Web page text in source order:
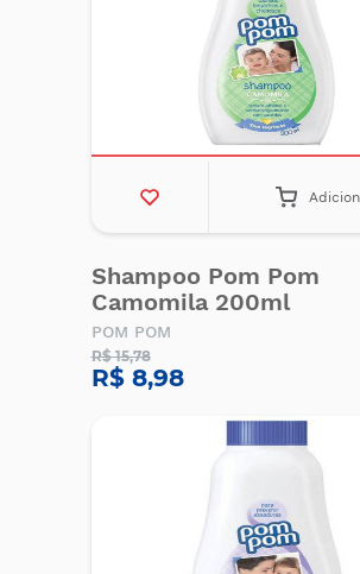
Shampoo Pom Pom
Camomila 200ml
POM POM
R$ 15,78
R$ 8,98